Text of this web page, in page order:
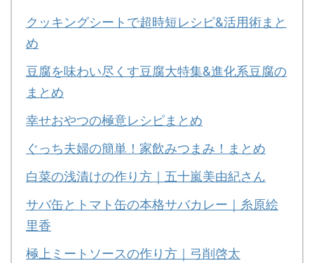
クッキングシートで超時短レシピ&活用術まと
め
豆腐を味わい尽くす豆腐大特集&進化系豆腐の
まとめ
幸せおやつの極意レシピまとめ
ぐっち夫婦の簡単！家飲みつまみ！まとめ
白菜の浅漬けの作り方｜五十嵐美由紀さん
サバ缶とトマト缶の本格サバカレー｜糸原絵
里香
極上ミートソースの作り方｜弓削啓太